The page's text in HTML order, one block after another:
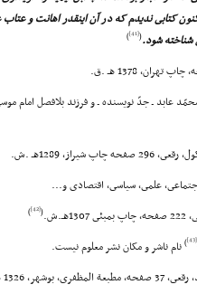
کتابى ندیدم که در آن اینقدر اهانت و
شناخته شود.(
[41]
)
عابد ـ جدّ نویسنده ـ و فرزند بلافصل امام
علمى، سیاسى، اقتصادى و...
(
[42]
)
[43]
)نام ناشر و مکان نشر معلوم نیست.